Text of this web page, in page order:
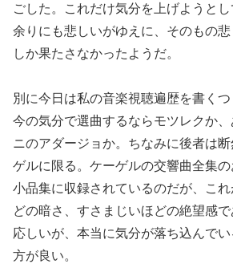
ごした。これだけ気分を上げようと
余りにも悲しいがゆえに、そのもの
しか果たさなかったようだ。
別に今日は私の音楽視聴遍歴を書くつ
今の気分で選曲するならモツレクか
ニのアダージョか。ちなみに後者は
ゲルに限る。ケーゲルの交響曲全集
小品集に収録されているのだが、こ
どの暗さ、すさまじいほどの絶望感
応しいが、本当に気分が落ち込んで
方が良い。